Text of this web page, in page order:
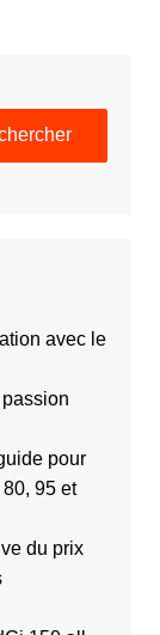
avec le
pour
95 et
du prix